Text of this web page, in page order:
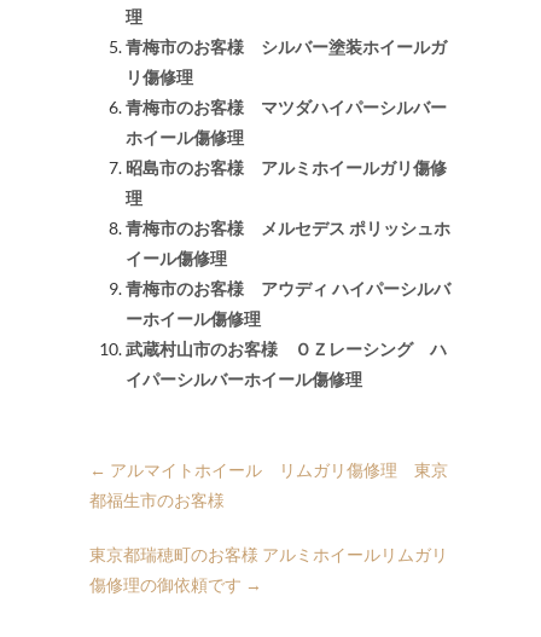
理
青梅市のお客様 シルバー塗装ホイールガ
リ傷修理
青梅市のお客様 マツダハイパーシルバー
ホイール傷修理
昭島市のお客様 アルミホイールガリ傷修
理
青梅市のお客様 メルセデス ポリッシュホ
イール傷修理
青梅市のお客様 アウディ ハイパーシルバ
ーホイール傷修理
武蔵村山市のお客様 ＯＺレーシング ハ
イパーシルバーホイール傷修理
← アルマイトホイール リムガリ傷修理 東京
都福生市のお客様
東京都瑞穂町のお客様 アルミホイールリムガリ
傷修理の御依頼です →